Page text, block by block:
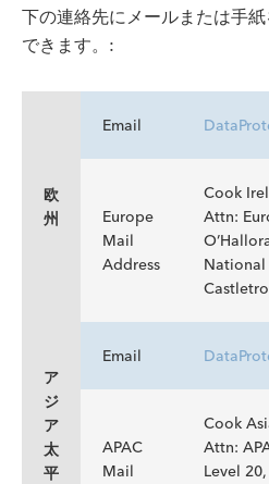
下の連絡先にメールまたは手
できます。:
欧
州
Email
Europe
Mail
Address
Cook
Attn:
National
ア
ジ
ア
太
平
Email
APAC
Mail
Cook
Attn:
Level